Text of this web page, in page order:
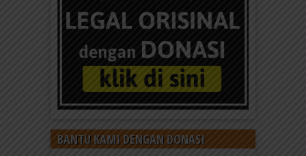
BANTU KAMI DENGAN DONASI